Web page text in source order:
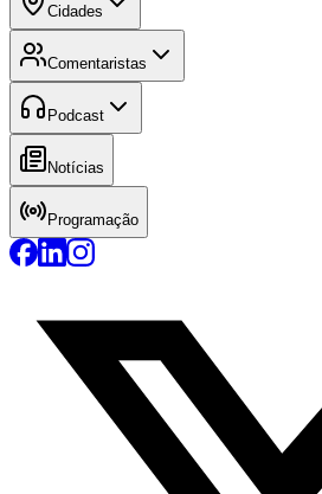
Cidades
Comentaristas
Podcast
Notícias
Programação